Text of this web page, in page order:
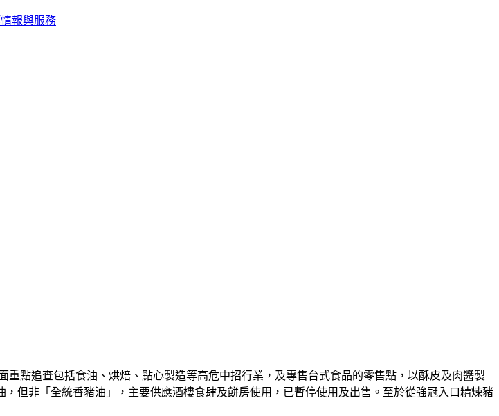
報與服務
點追查包括食油、烘焙、點心製造等高危中招行業，及專售台式食品的零售點，以酥皮及肉醬製
但非「全統香豬油」，主要供應酒樓食肆及餅房使用，已暫停使用及出售。至於從強冠入口精煉豬